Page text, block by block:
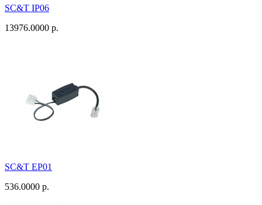
SC&T IP06
13976.0000 р.
SC&T EP01
536.0000 р.